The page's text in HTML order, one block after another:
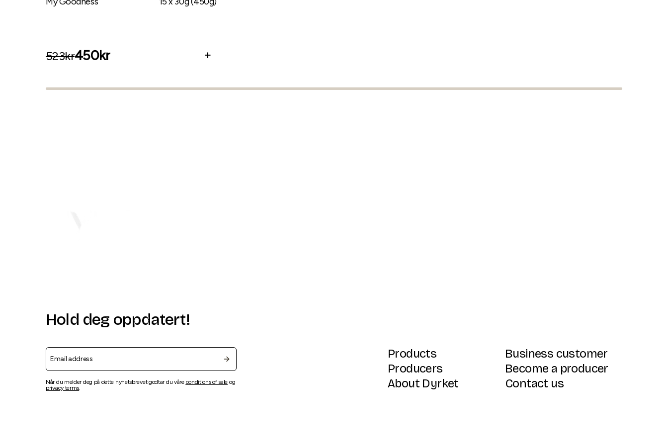
523kr450kr +
Hold deg oppdatert!
Når du melder deg på dette nyhetsbrevet godtar du våre conditions of sale og
privacy terms.
Products
Producers
About Dyrket
Business customer
Become a producer
Contact us